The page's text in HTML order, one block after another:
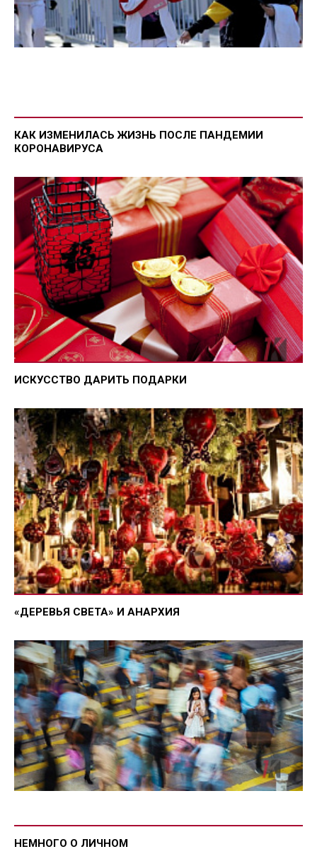
КАК ИЗМЕНИЛАСЬ ЖИЗНЬ ПОСЛЕ ПАНДЕМИИ
КОРОНАВИРУСА
ИСКУССТВО ДАРИТЬ ПОДАРКИ
«ДЕРЕВЬЯ СВЕТА» И АНАРХИЯ
НЕМНОГО О ЛИЧНОМ